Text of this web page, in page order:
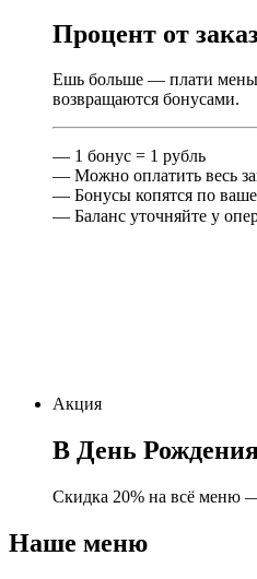
Процент от
Ешь больше — плати
возвращаются бонусами.
— 1 бонус = 1 рубль
— Можно оплатить весь
— Бонусы копятся по
— Баланс уточняйте у
Акция
В День
Скидка 20% на всё меню
Наше меню